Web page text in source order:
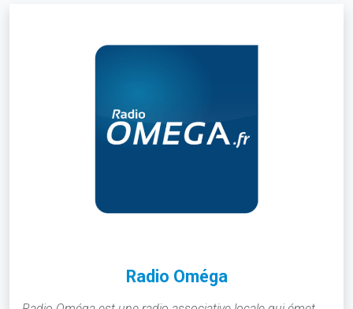
Radio Oméga